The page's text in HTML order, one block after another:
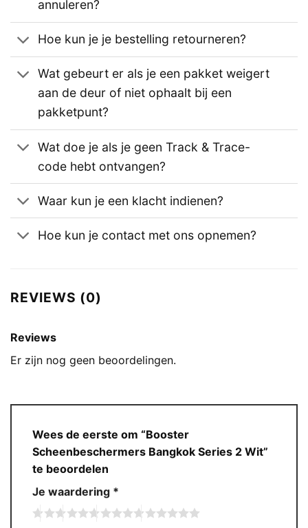
annuleren?
Hoe kun je je bestelling retourneren?
Wat gebeurt er als je een pakket weigert
aan de deur of niet ophaalt bij een
pakketpunt?
Wat doe je als je geen Track & Trace-
code hebt ontvangen?
Waar kun je een klacht indienen?
Hoe kun je contact met ons opnemen?
REVIEWS (0)
Reviews
Er zijn nog geen beoordelingen.
Wees de eerste om “Booster
Scheenbeschermers Bangkok Series 2 Wit”
te beoordelen
Je waardering *